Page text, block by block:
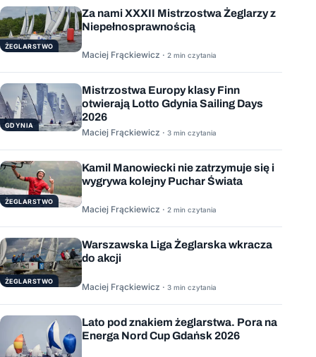
ŻEGLARSTWO
Za nami XXXII Mistrzostwa Żeglarzy z
Niepełnosprawnością
Maciej Frąckiewicz · 2 min czytania
GDYNIA
Mistrzostwa Europy klasy Finn
otwierają Lotto Gdynia Sailing Days
2026
Maciej Frąckiewicz · 3 min czytania
ŻEGLARSTWO
Kamil Manowiecki nie zatrzymuje się i
wygrywa kolejny Puchar Świata
Maciej Frąckiewicz · 2 min czytania
ŻEGLARSTWO
Warszawska Liga Żeglarska wkracza
do akcji
Maciej Frąckiewicz · 3 min czytania
Lato pod znakiem żeglarstwa. Pora na
Energa Nord Cup Gdańsk 2026